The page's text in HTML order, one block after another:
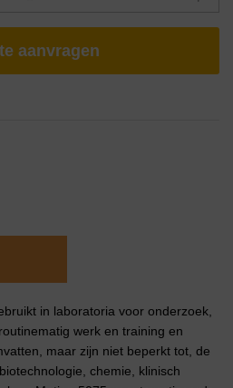
aanvragen
in laboratoria voor onderzoek,
werk en training en
maar zijn niet beperkt tot, de
chemie, klinisch